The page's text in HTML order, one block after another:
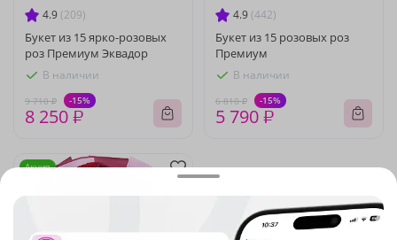
4.9 (209)
Букет из 15 ярко-розовых
роз Премиум Эквадор
В наличии
9 710 ₽ -15%
8 250 ₽
4.9 (442)
Букет из 15 розовых роз
Премиум
В наличии
6 810 ₽ -15%
5 790 ₽
Акция